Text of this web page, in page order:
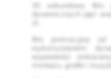
30 sekundowy film
dynamicznych ujęć
film promocyjny
wykorzystaniem
wypowiedzi
montażu, grafiki i